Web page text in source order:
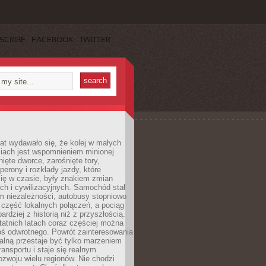
FACEBOOK TWITTER
wydawało się, że kolej w małych
jest wspomnieniem minionej
dworce, zarośnięte tory,
i rozkłady jazdy, które
w czasie, były znakiem zmian
i cywilizacyjnych. Samochód stał
niezależności, autobusy stopniowo
część lokalnych połączeń, a pociąg
z historią niż z przyszłością.
latach coraz częściej można
odwrotnego. Powrót zainteresowania
przestaje być tylko marzeniem
i staje się realnym
wielu regionów. Nie chodzi